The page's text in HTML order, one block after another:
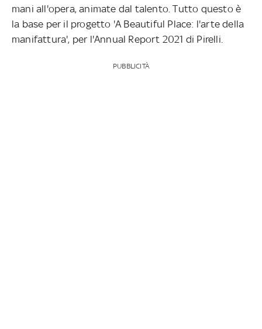
mani all'opera, animate dal talento. Tutto questo è
la base per il progetto 'A Beautiful Place: l'arte della
manifattura', per l'Annual Report 2021 di Pirelli.
PUBBLICITÀ